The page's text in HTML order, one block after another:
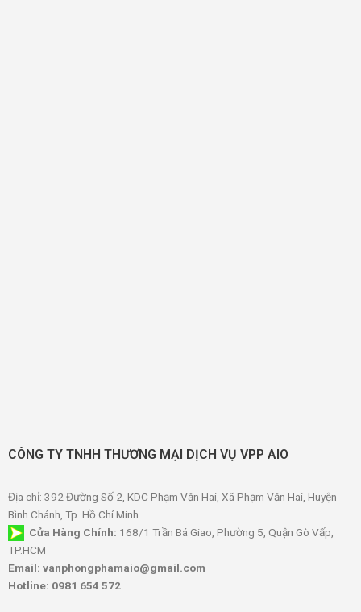
CÔNG TY TNHH THƯƠNG MẠI DỊCH VỤ VPP AIO
Địa chỉ: 392 Đường Số 2, KDC Phạm Văn Hai, Xã Phạm Văn Hai, Huyện
Bình Chánh, Tp. Hồ Chí Minh
Cửa Hàng Chính: 168/1 Trần Bá Giao, Phường 5, Quận Gò Vấp,
TP.HCM
Email: vanphongphamaio@gmail.com
Hotline: 0981 654 572